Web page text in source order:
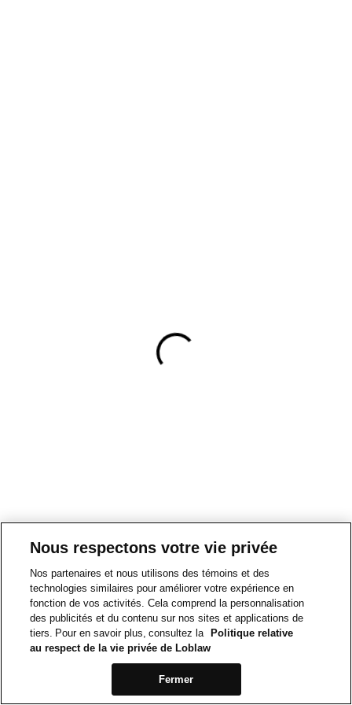
Nous respectons votre vie privée
Nos partenaires et nous utilisons des témoins et des
technologies similaires pour améliorer votre expérience en
fonction de vos activités. Cela comprend la personnalisation
des publicités et du contenu sur nos sites et applications de
tiers. Pour en savoir plus, consultez la
Politique relative
au respect de la vie privée de Loblaw
Fermer